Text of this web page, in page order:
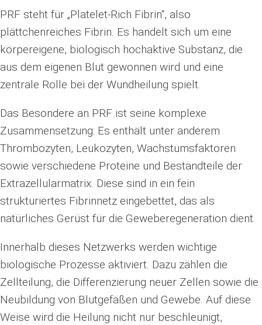
PRF steht für „Platelet-Rich Fibrin“, also
plättchenreiches Fibrin. Es handelt sich um eine
körpereigene, biologisch hochaktive Substanz, die
aus dem eigenen Blut gewonnen wird und eine
zentrale Rolle bei der Wundheilung spielt.
Das Besondere an PRF ist seine komplexe
Zusammensetzung: Es enthält unter anderem
Thrombozyten, Leukozyten, Wachstumsfaktoren
sowie verschiedene Proteine und Bestandteile der
Extrazellularmatrix. Diese sind in ein fein
strukturiertes Fibrinnetz eingebettet, das als
natürliches Gerüst für die Geweberegeneration dient.
Innerhalb dieses Netzwerks werden wichtige
biologische Prozesse aktiviert. Dazu zählen die
Zellteilung, die Differenzierung neuer Zellen sowie die
Neubildung von Blutgefäßen und Gewebe. Auf diese
Weise wird die Heilung nicht nur beschleunigt,